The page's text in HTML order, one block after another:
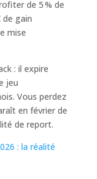
de 5 % de
de gain
mise
: il expire
jeu
Vous perdez
en février de
de report.
: la réalité